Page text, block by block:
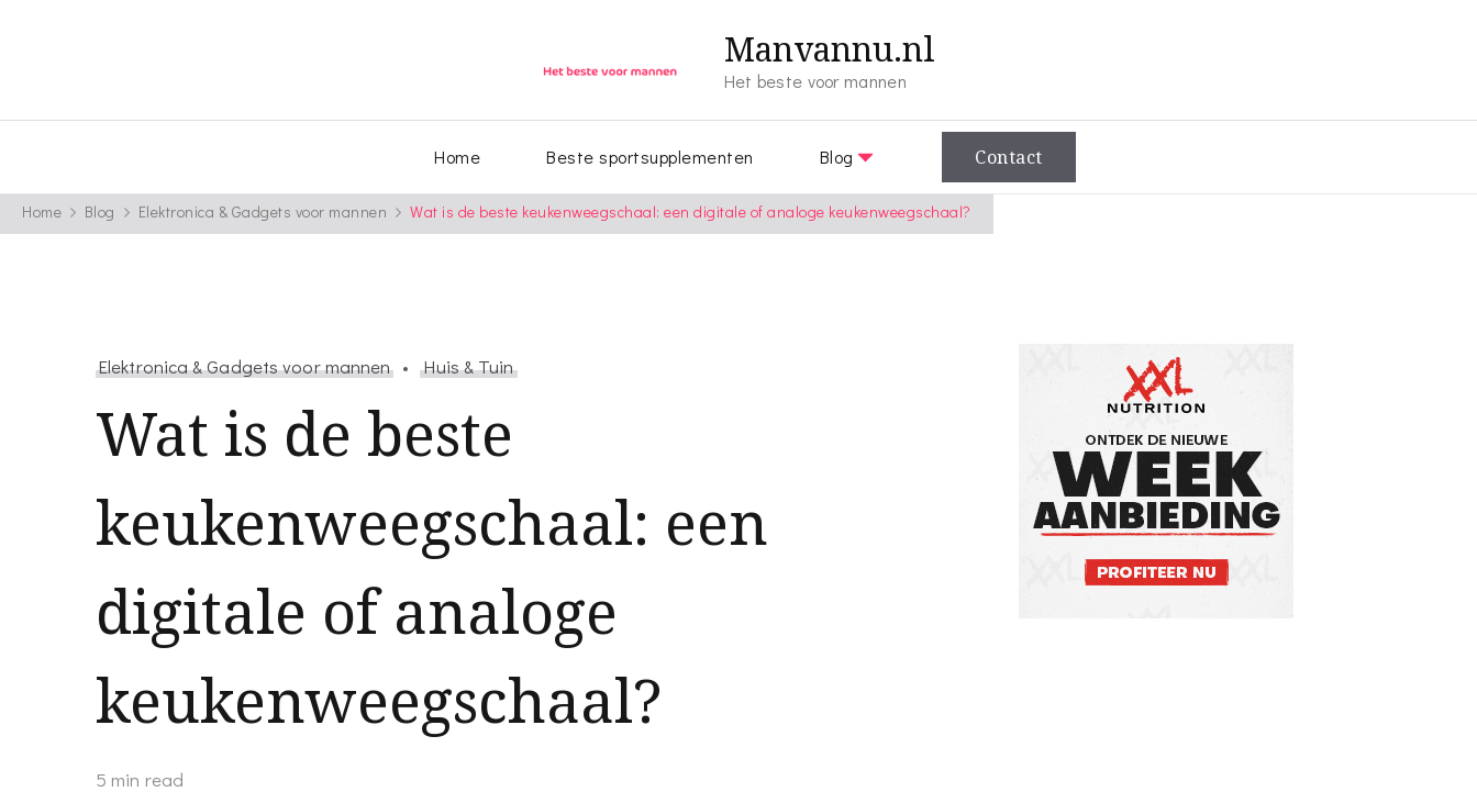
Manvannu.nl
Het beste voor mannen
Home Beste sportsupplementen Blog Contact
Home Blog Elektronica & Gadgets voor mannen Wat is de beste keukenweegschaal: een digitale of analoge keukenweegschaal?
Elektronica & Gadgets voor mannen Huis & Tuin
Wat is de beste
keukenweegschaal: een
digitale of analoge
keukenweegschaal?
5 min read